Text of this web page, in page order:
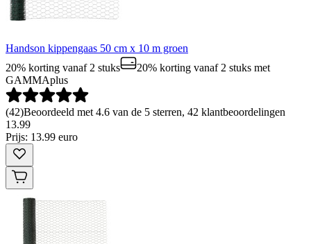
Handson kippengaas 50 cm x 10 m groen
20% korting vanaf 2 stuks
20% korting vanaf 2 stuks met
GAMMAplus
(42)Beoordeeld met 4.6 van de 5 sterren, 42 klantbeoordelingen
13.99
Prijs: 13.99 euro